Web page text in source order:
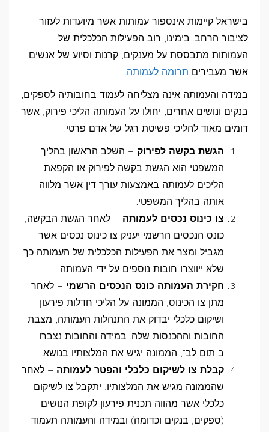
בישראל קיימות אינספור עמותות אשר מיועדות לעזור
לציבור הרחב. בימינו, רוב הפעילות הכלכלית של
העמותות מתבססת על מענקים, קרנות וסיוע של אנשים
אשר מעבירים תרומה לעמותה.
במידה והעמותה אינה מצליחה לעמוד בחובותיה לספקים,
בנקים ונושים אחרים, יחולו על העמותה הליכי פירוק, אשר
דומים מאוד להליכי פשיטת רגל של אדם פרטי:
הגשת בקשה לפירוק – השלב הראשון בהליך
המשפטי הוא הגשת בקשה לפירוק או הקפאת
הליכים לעמותה באמצעות עורך דין אשר מלווה
אותה בהליך המשפטי.
צו כינוס נכסים לעמותה – לאחר הגשת הבקשה,
כונס הנכסים הרשמי יעניק צו כינוס נכסים אשר
מגביל ומצר את הפעילות הכלכלית של העמותה כך
שלא ייווצרו חובות נוספים על ידי העמותה.
חקירת העמותה כונס הנכסים הרשמי – לאחר
מתן צו הכינוס, הממונה על הליכי חדלות פירעון
ושיקום כלכלי יבדוק את התנהלות העמותה, מצבת
החובות וההכנסות שלה. במידה והחובות נצברו
ב"תום לב", הממונה יגיש את המלצותיו בנושא.
קבלת צו לשיקום כלכלי והפטר לעמותה – לאחר
שהממונה מגיש את המלצותיו, יתקבל צו לשיקום
כלכלי אשר מהווה תכנית פירעון לקופת הנושים
(ספקים, בנקים וכדומה) ובמידה והעמותה תעמוד